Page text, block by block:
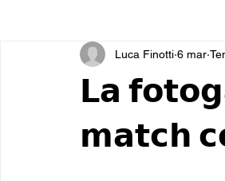
𝗟𝗮
𝗺𝗮𝘁𝗰𝗵
Luca Finotti 6 mar